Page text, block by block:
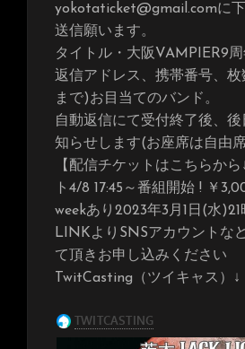
yokotaticket@gmail.comに下
送信願います。
タイトル・大阪VAMPIER9周
返信アドレス、携帯番号、
まで)お目当てのバンド。
自動返信にて受付終了後、
知らせします(お座席は自由
【配信チケットはこちらか
ト4/8 17:45～番組開始 ! ￥
weekあり2023年3月1日(水
LINKよりSNSアカウントな
て頂きお申し込みください
TwitCasting（ツイキャス）↓